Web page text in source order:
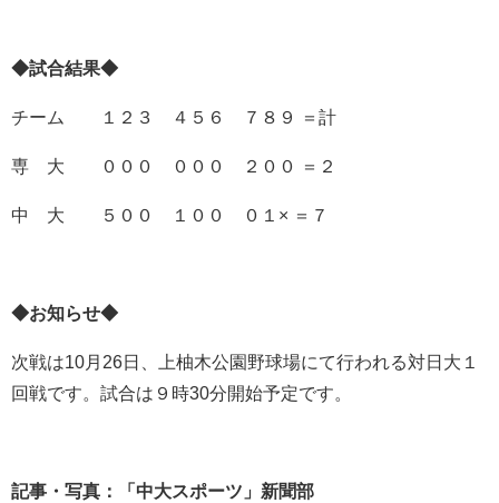
◆試合結果◆
チーム １２３ ４５６ ７８９ ＝計
専 大 ０００ ０００ ２００ ＝２
中 大 ５００ １００ ０１× ＝７
◆お知らせ◆
次戦は10月26日、上柚木公園野球場にて行われる対日大１
回戦です。試合は９時30分開始予定です。
記事・写真：「中大スポーツ」新聞部